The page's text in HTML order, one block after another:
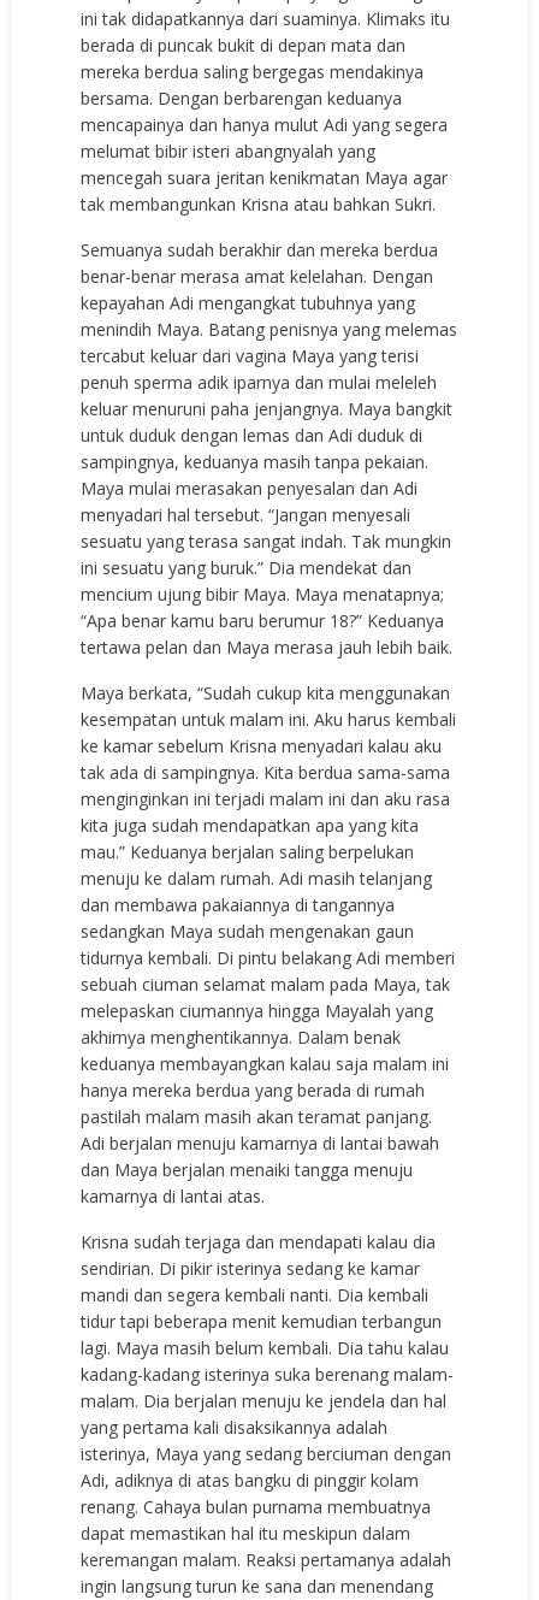
ini tak didapatkannya dari suaminya. Klimaks itu
berada di puncak bukit di depan mata dan
mereka berdua saling bergegas mendakinya
bersama. Dengan berbarengan keduanya
mencapainya dan hanya mulut Adi yang segera
melumat bibir isteri abangnyalah yang
mencegah suara jeritan kenikmatan Maya agar
tak membangunkan Krisna atau bahkan Sukri.
Semuanya sudah berakhir dan mereka berdua
benar-benar merasa amat kelelahan. Dengan
kepayahan Adi mengangkat tubuhnya yang
menindih Maya. Batang penisnya yang melemas
tercabut keluar dari vagina Maya yang terisi
penuh sperma adik iparnya dan mulai meleleh
keluar menuruni paha jenjangnya. Maya bangkit
untuk duduk dengan lemas dan Adi duduk di
sampingnya, keduanya masih tanpa pekaian.
Maya mulai merasakan penyesalan dan Adi
menyadari hal tersebut. “Jangan menyesali
sesuatu yang terasa sangat indah. Tak mungkin
ini sesuatu yang buruk.” Dia mendekat dan
mencium ujung bibir Maya. Maya menatapnya;
“Apa benar kamu baru berumur 18?” Keduanya
tertawa pelan dan Maya merasa jauh lebih baik.
Maya berkata, “Sudah cukup kita menggunakan
kesempatan untuk malam ini. Aku harus kembali
ke kamar sebelum Krisna menyadari kalau aku
tak ada di sampingnya. Kita berdua sama-sama
menginginkan ini terjadi malam ini dan aku rasa
kita juga sudah mendapatkan apa yang kita
mau.” Keduanya berjalan saling berpelukan
menuju ke dalam rumah. Adi masih telanjang
dan membawa pakaiannya di tangannya
sedangkan Maya sudah mengenakan gaun
tidurnya kembali. Di pintu belakang Adi memberi
sebuah ciuman selamat malam pada Maya, tak
melepaskan ciumannya hingga Mayalah yang
akhirnya menghentikannya. Dalam benak
keduanya membayangkan kalau saja malam ini
hanya mereka berdua yang berada di rumah
pastilah malam masih akan teramat panjang.
Adi berjalan menuju kamarnya di lantai bawah
dan Maya berjalan menaiki tangga menuju
kamarnya di lantai atas.
Krisna sudah terjaga dan mendapati kalau dia
sendirian. Di pikir isterinya sedang ke kamar
mandi dan segera kembali nanti. Dia kembali
tidur tapi beberapa menit kemudian terbangun
lagi. Maya masih belum kembali. Dia tahu kalau
kadang-kadang isterinya suka berenang malam-
malam. Dia berjalan menuju ke jendela dan hal
yang pertama kali disaksikannya adalah
isterinya, Maya yang sedang berciuman dengan
Adi, adiknya di atas bangku di pinggir kolam
renang. Cahaya bulan purnama membuatnya
dapat memastikan hal itu meskipun dalam
keremangan malam. Reaksi pertamanya adalah
ingin langsung turun ke sana dan menendang